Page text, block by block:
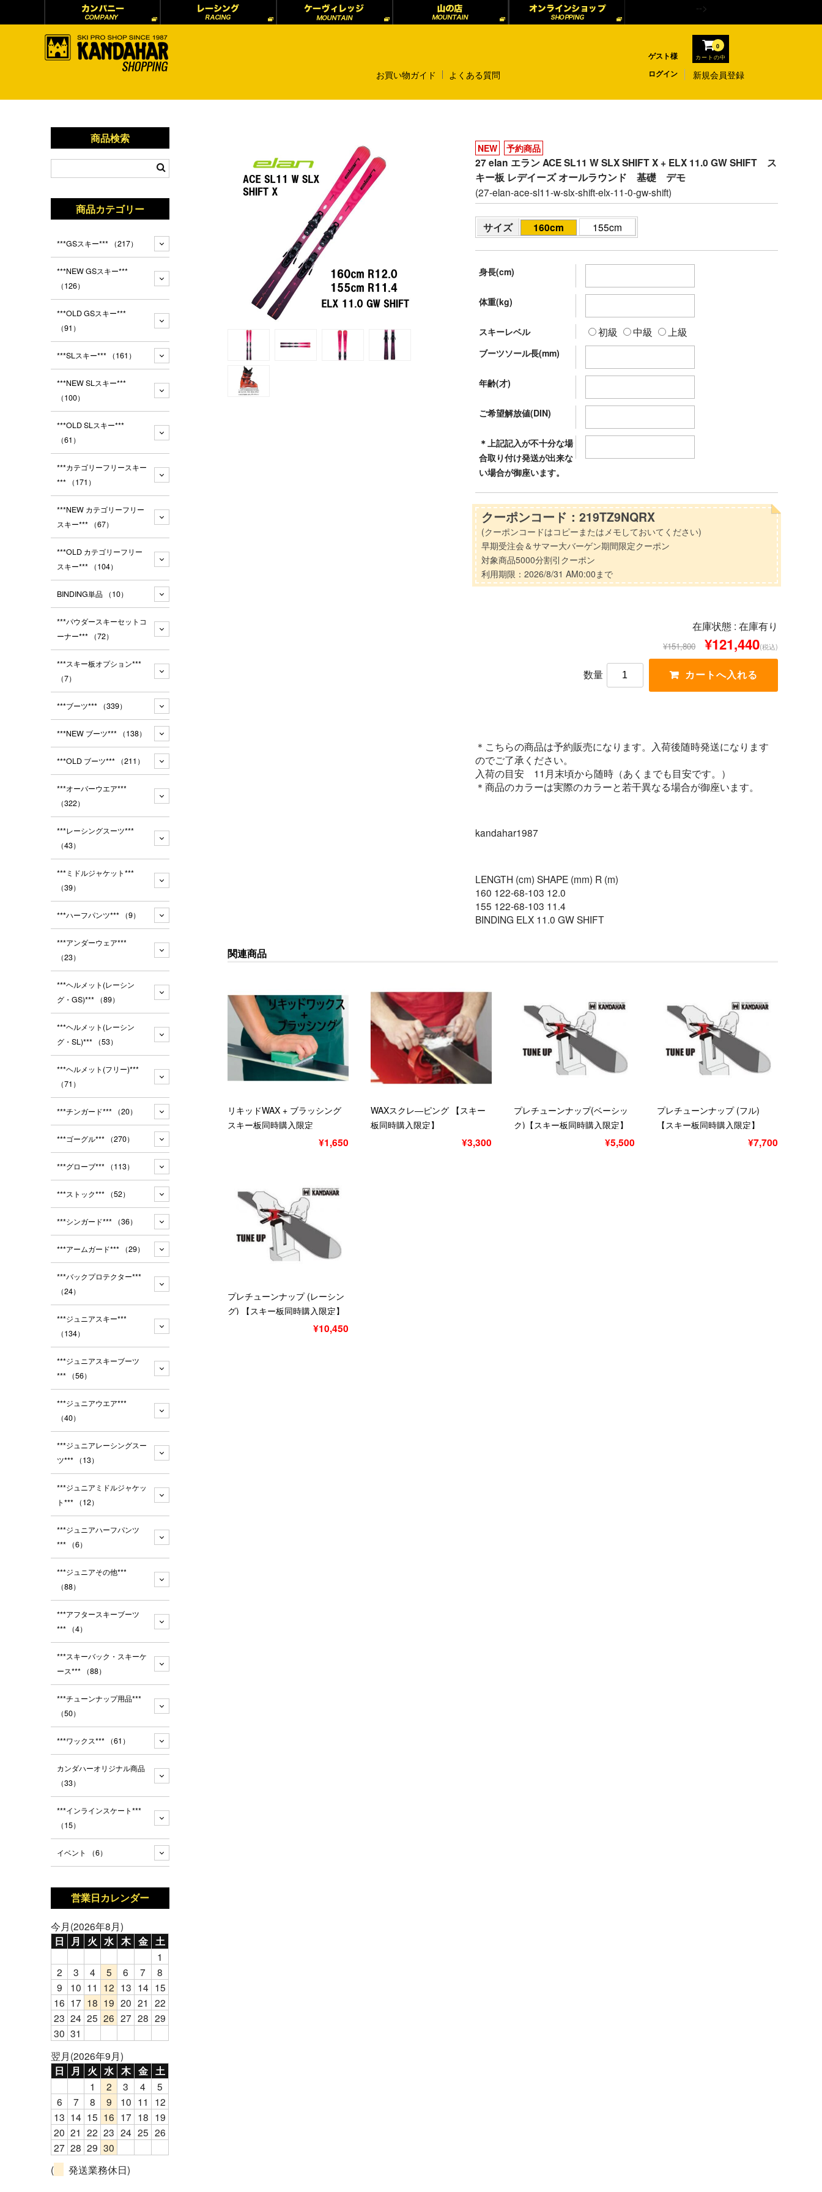
-->
ゲスト様 カートの中
0
ログイン 新規会員登録
お買い物ガイド よくある質問
NEW 予約商品
27 elan エラン ACE SL11 W SLX SHIFT X + ELX 11.0 GW SHIFT ス
キー板 レデイーズ オールラウンド 基礎 デモ
(27-elan-ace-sl11-w-slx-shift-elx-11-0-gw-shift)
サイズ 160cm 155cm
身長(cm)
体重(kg)
スキーレベル 初級 中級 上級
ブーツソール長(mm)
年齢(才)
ご希望解放値(DIN)
＊上記記入が不十分な場
合取り付け発送が出来な
い場合が御座います。
クーポンコード：219TZ9NQRX
(クーポンコードはコピーまたはメモしておいてください)
早期受注会＆サマー大バーゲン期間限定クーポン
対象商品5000分割引クーポン
利用期限：2026/8/31 AM0:00まで
在庫状態 : 在庫有り
¥151,800 ¥121,440(税込)
数量
＊こちらの商品は予約販売になります。入荷後随時発送になります
のでご了承ください。
入荷の目安 11月末頃から随時（あくまでも目安です。）
＊商品のカラーは実際のカラーと若干異なる場合が御座います。
kandahar1987
LENGTH (cm) SHAPE (mm) R (m)
160 122-68-103 12.0
155 122-68-103 11.4
BINDING ELX 11.0 GW SHIFT
関連商品
リキッドWAX + ブラッシング
スキー板同時購入限定
¥1,650
WAXスクレ―ピング 【スキー
板同時購入限定】
¥3,300
プレチューンナップ(ベーシッ
ク)【スキー板同時購入限定】
¥5,500
プレチューンナップ (フル)
【スキー板同時購入限定】
¥7,700
プレチューンナップ (レーシン
グ) 【スキー板同時購入限定】
¥10,450
商品検索
商品カテゴリー
***GSスキー*** （217）
***NEW GSスキー***
（126）
***OLD GSスキー***
（91）
***SLスキー*** （161）
***NEW SLスキー***
（100）
***OLD SLスキー***
（61）
***カテゴリーフリースキー
*** （171）
***NEW カテゴリーフリー
スキー*** （67）
***OLD カテゴリーフリー
スキー*** （104）
BINDING単品 （10）
***パウダースキーセットコ
ーナー*** （72）
***スキー板オプション***
（7）
***ブーツ*** （339）
***NEW ブーツ*** （138）
***OLD ブーツ*** （211）
***オーバーウエア***
（322）
***レーシングスーツ***
（43）
***ミドルジャケット***
（39）
***ハーフパンツ*** （9）
***アンダーウェア***
（23）
***ヘルメット(レーシン
グ・GS)*** （89）
***ヘルメット(レーシン
グ・SL)*** （53）
***ヘルメット(フリー)***
（71）
***チンガード*** （20）
***ゴーグル*** （270）
***グローブ*** （113）
***ストック*** （52）
***シンガード*** （36）
***アームガード*** （29）
***バックプロテクター***
（24）
***ジュニアスキー***
（134）
***ジュニアスキーブーツ
*** （56）
***ジュニアウエア***
（40）
***ジュニアレーシングスー
ツ*** （13）
***ジュニアミドルジャケッ
ト*** （12）
***ジュニアハーフパンツ
*** （6）
***ジュニアその他***
（88）
***アフタースキーブーツ
*** （4）
***スキーバック・スキーケ
ース*** （88）
***チューンナップ用品***
（50）
***ワックス*** （61）
カンダハーオリジナル商品
（33）
***インラインスケート***
（15）
イベント （6）
営業日カレンダー
今月(2026年8月)
日 月 火 水 木 金 土
1
2
3 4 5 6 7
8
9
10 11 12 13 14 15
16 17 18 19 20 21 22
23 24 25 26 27 28 29
30 31
翌月(2026年9月)
日 月 火 水 木 金 土
1 2 3 4
5
6
7 8 9 10 11
12
13 14 15 16 17 18 19
20 21 22 23 24 25 26
27 28 29 30
(
発送業務休日)